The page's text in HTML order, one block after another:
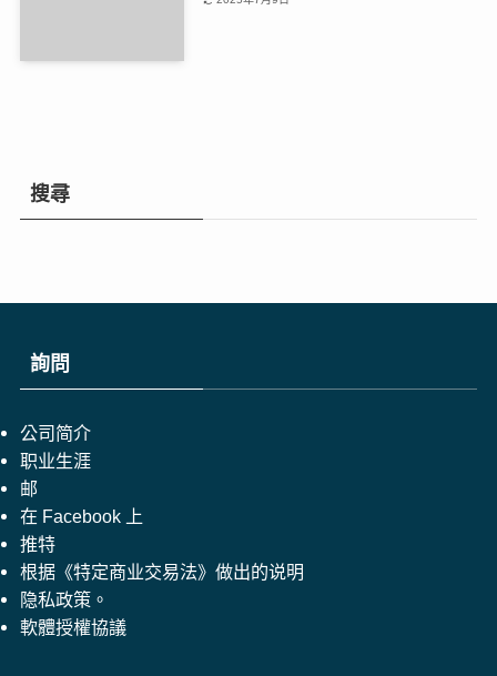
搜尋
詢問
公司简介
职业生涯
邮
在 Facebook 上
推特
根据《特定商业交易法》做出的说明
隐私政策。
軟體授權協議